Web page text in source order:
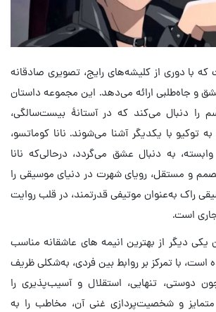
که با دوری از کلیشه‌های رایج، تصویری صادقانه
و جاه‌طلبی ارائه می‌دهد. این مجموعه داستان
را دنبال می‌کند که در آستانهٔ بیست‌سالگی،
توکیو با یکدیگر آشنا می‌شوند. نانا کوماتسو،
به دنبال عشق می‌گردد، درحالی‌که نانا
و مستقل، رویای شهرت در دنیای موسیقی را
راک به‌عنوان موتیفی قدرتمند، در قلب روایت
است.
یکی دیگر از بهترین انیمه های عاشقانه مناسب
است، با تمرکز بر روابط بین فردی، به‌شکلی ظریف
دوستی، تنهایی، استقلال و آسیب‌پذیری را
و شخصیت‌پردازی غنی آن، مخاطب را به